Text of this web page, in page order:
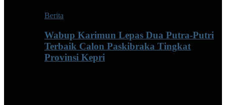
Berita
Wabup Karimun Lepas Dua Putra-Putri
Terbaik Calon Paskibraka Tingkat
Provinsi Kepri